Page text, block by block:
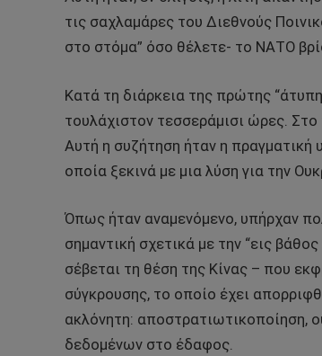
τις σαχλαμάρες του Διεθνούς
στο στόμα” όσο θέλετε- το ΝΑΤΟ
Κατά τη διάρκεια της πρώτης
τουλάχιστον τεσσεράμισι ώρες.
Αυτή η συζήτηση ήταν η
οποία ξεκινά με μια λύση για την
Όπως ήταν αναμενόμενο, υπήρχαν
σημαντική σχετικά με την “εις
σέβεται τη θέση της Κίνας – που
σύγκρουσης, το οποίο έχει
ακλόνητη: αποστρατιωτικοποίηση,
δεδομένων στο έδαφος.